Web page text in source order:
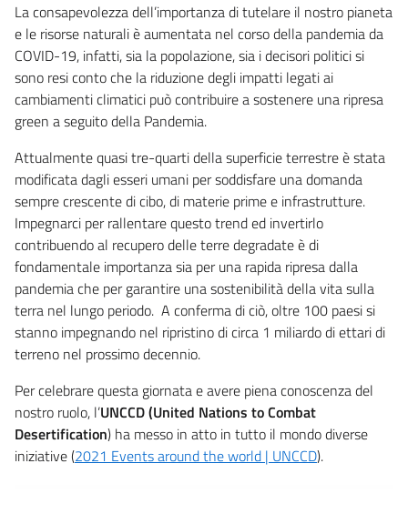
La consapevolezza dell’importanza di tutelare il nostro pianeta
e le risorse naturali è aumentata nel corso della pandemia da
COVID-19, infatti, sia la popolazione, sia i decisori politici si
sono resi conto che la riduzione degli impatti legati ai
cambiamenti climatici può contribuire a sostenere una ripresa
green a seguito della Pandemia.
Attualmente quasi tre-quarti della superficie terrestre è stata
modificata dagli esseri umani per soddisfare una domanda
sempre crescente di cibo, di materie prime e infrastrutture.
Impegnarci per rallentare questo trend ed invertirlo
contribuendo al recupero delle terre degradate è di
fondamentale importanza sia per una rapida ripresa dalla
pandemia che per garantire una sostenibilità della vita sulla
terra nel lungo periodo. A conferma di ciò, oltre 100 paesi si
stanno impegnando nel ripristino di circa 1 miliardo di ettari di
terreno nel prossimo decennio.
Per celebrare questa giornata e avere piena conoscenza del
nostro ruolo, l’UNCCD (United Nations to Combat
Desertification) ha messo in atto in tutto il mondo diverse
iniziative (2021 Events around the world | UNCCD).